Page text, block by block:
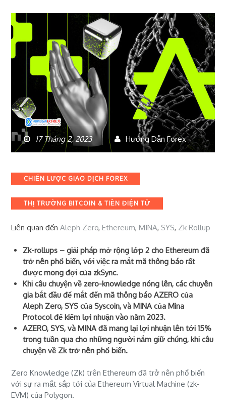
17 Tháng 2, 2023 Hướng Dẫn Forex
Categories
CHIẾN LƯỢC GIAO DỊCH FOREX
THỊ TRƯỜNG BITCOIN & TIỀN ĐIỆN TỬ
Liên quan đếnAleph Zero,Ethereum,MINA, SYS, Zk Rollup
Zk-rollups – giải pháp mở rộng lớp 2 cho Ethereum đã
trở nên phổ biến, với việc ra mắt mã thông báo rất
được mong đợi của zkSync.
Khi câu chuyện về zero-knowledge nóng lên, các chuyên
gia bắt đầu để mắt đến mã thông báo AZERO của
Aleph Zero, SYS của Syscoin, và MINA của Mina
Protocol để kiếm lợi nhuận vào năm 2023.
AZERO, SYS, và MINA đã mang lại lợi nhuận lên tới 15%
trong tuần qua cho những người nắm giữ chúng, khi câu
chuyện về Zk trở nên phổ biến.
Zero Knowledge (Zk) trên Ethereum đã trở nên phổ biến
với sự ra mắt sắp tới của Ethereum Virtual Machine (zk-
EVM) của Polygon.